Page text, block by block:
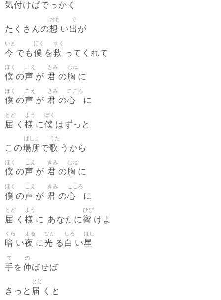
気付けばでっかく
たくさんの想
おも
い出
で
が
今
いま
でも僕
ぼく
を救
すく
ってくれて
僕
ぼく
の声
こえ
が 君
きみ
の胸
むね
に
僕
ぼく
の声
こえ
が 君
きみ
の心
こころ
に
届
とど
く 様
よう
に僕
ぼく
はずっと
この場所
ばしょ
で歌
うた
うから
僕
ぼく
の声
こえ
が 君
きみ
の胸
むね
に
僕
ぼく
の声
こえ
が 君
きみ
の心
こころ
に
届
とど
く 様
よう
に あなたに響
ひび
けよ
暗
くら
い夜
よる
に光
ひか
る 白
しろ
い星
ほし
手
て
を伸
の
ばせば
きっと 届
とど
くと